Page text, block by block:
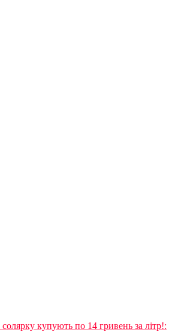
солярку купують по 14 гривень за літр!: